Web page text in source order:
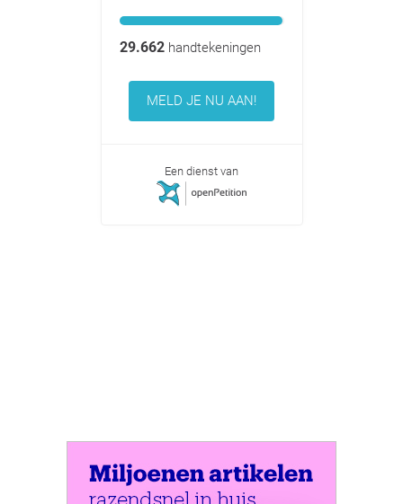
29.662handtekeningen
MELD JE NU AAN!
Een dienst van